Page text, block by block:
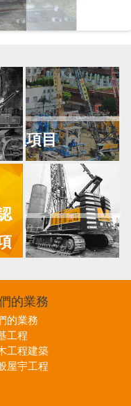
程項目
聞
的業務
的業務
工程
工程建築
屋宇工程